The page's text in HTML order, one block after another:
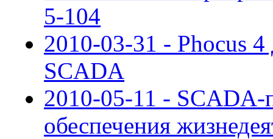
5-104
2010-03-31 - Phocus 4
SCADA
2010-05-11 - SCADA-
обеспечения